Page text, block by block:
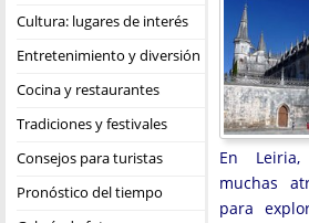
Cultura: lugares de interés
Entretenimiento y diversión
Cocina y restaurantes
Tradiciones y festivales
Consejos para turistas
Pronóstico del tiempo
En
muchas
para